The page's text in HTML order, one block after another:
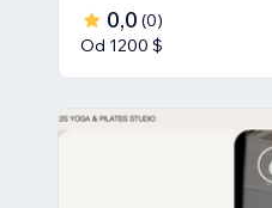
0,0 (0)
Od 1200 $